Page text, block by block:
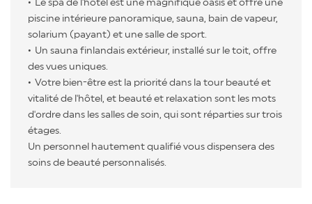
piscine intérieure panoramique, sauna, bain de vapeur,
solarium (payant) et une salle de sport.
Un sauna finlandais extérieur, installé sur le toit, offre
des vues uniques.
Votre bien-être est la priorité dans la tour beauté et
vitalité de l'hôtel, et beauté et relaxation sont les mots
d'ordre dans les salles de soin, qui sont réparties sur trois
étages.
Un personnel hautement qualifié vous dispensera des
soins de beauté personnalisés.